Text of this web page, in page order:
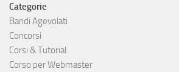
Categorie
Bandi Agevolati
Concorsi
Corsi & Tutorial
Corso per Webmaster